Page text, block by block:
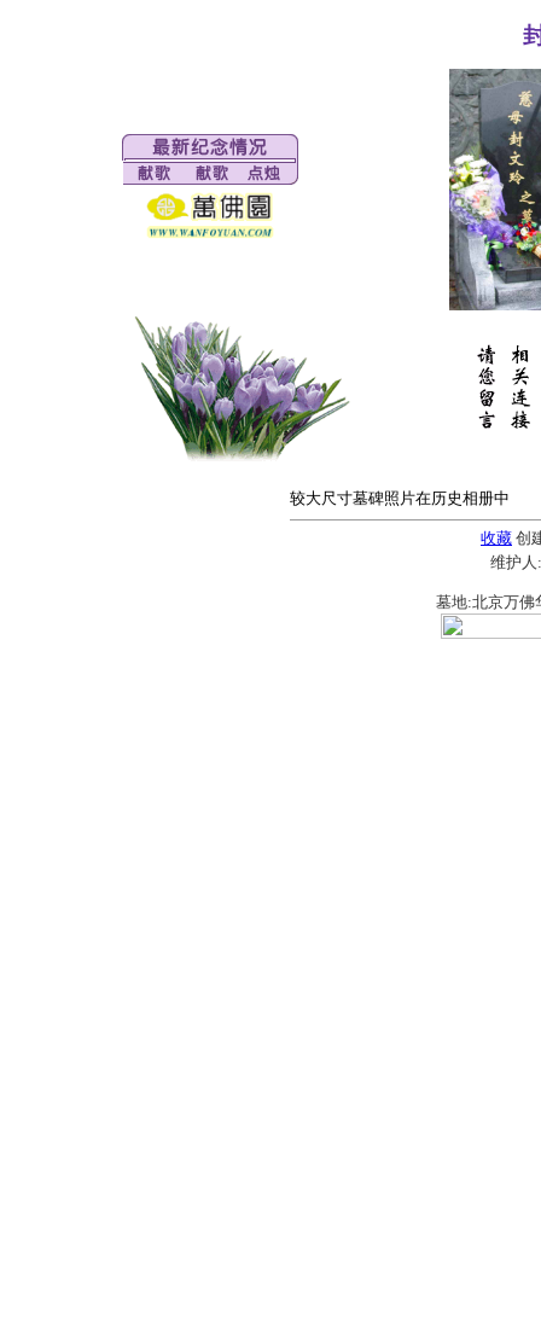
较大尺寸墓碑照片在历史相册中
收藏 创
维护人:
墓地:北京万佛